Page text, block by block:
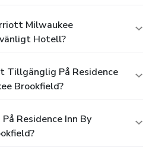
Milwaukee
Hotell?
Tillgänglig På Residence
Brookfield?
Residence Inn By